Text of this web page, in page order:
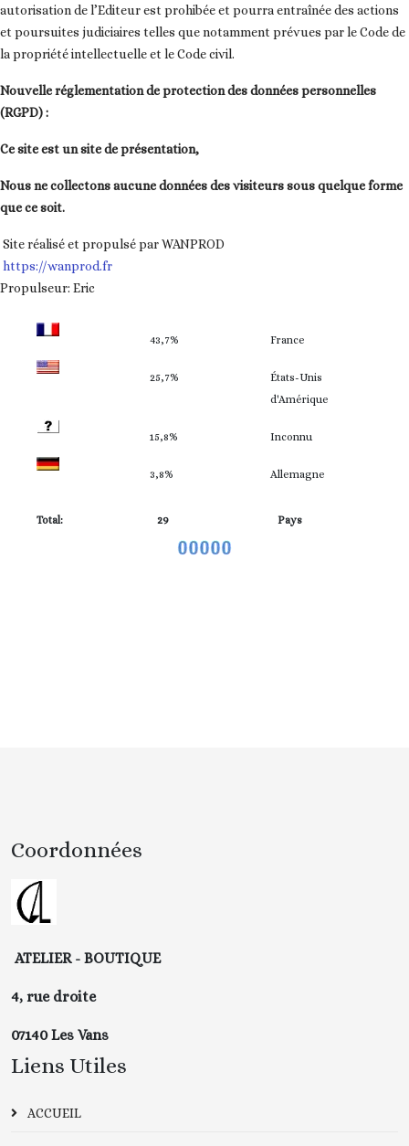
autorisation de l’Editeur est prohibée et pourra entraînée des actions
et poursuites judiciaires telles que notamment prévues par le Code de
la propriété intellectuelle et le Code civil.
Nouvelle réglementation de protection des données personnelles
(RGPD) :
Ce site est un site de présentation,
Nous ne collectons aucune données des visiteurs sous quelque forme
que ce soit.
Site réalisé et propulsé par WANPROD
https://wanprod.fr
Propulseur: Eric
43,7% France
25,7%
États-Unis
d'Amérique
15,8% Inconnu
3,8% Allemagne
Total: 29 Pays
Coordonnées
ATELIER - BOUTIQUE
4, rue droite
07140 Les Vans
Liens Utiles
ACCUEIL